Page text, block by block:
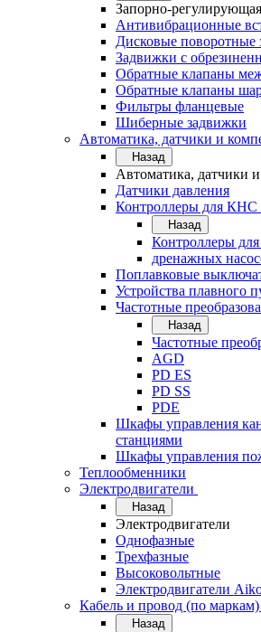
Запорно-
Антивибрационные
Дисковые поворотные
Задвижки с
Обратные клапаны
Обратные клапаны
Фильтры фланцевые
Шиберные задвижки
Автоматика, датчики и
Назад
Автоматика, датчики
Датчики давления
Контроллеры для КНС
Назад
Контроллеры
дренажных
Поплавковые
Устройства плавного
Частотные
Назад
Частотные
AGD
PD ES
PD SS
PDE
Шкафы управления
станциями
Шкафы управления
Теплообменники
Электродвигатели
Назад
Электродвигатели
Однофазные
Трехфазные
Высоковольтные
Электродвигатели
Кабель и провод (по маркам)
Назад